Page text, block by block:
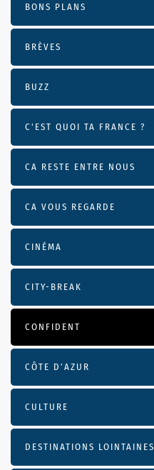
BONS PLANS
BRÈVES
BUZZ
C'EST QUOI TA FRANCE ?
CA RESTE ENTRE NOUS
CA VOUS REGARDE
CINÉMA
CITY-BREAK
CONFIDENT
CÔTE D’AZUR
CULTURE
DESTINATIONS LOINTAINES